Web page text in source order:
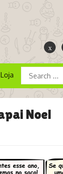
Loja
Noel